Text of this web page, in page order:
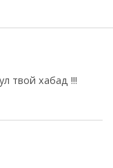
твой хабад !!!